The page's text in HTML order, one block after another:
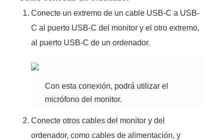
Conecte un extremo de un cable USB-C a USB-
C al puerto USB-C del monitor y el otro extremo,
al puerto USB-C de un ordenador.
Con esta conexión, podrá utilizar el
micrófono del monitor.
Conecte otros cables del monitor y del
ordenador, como cables de alimentación, y